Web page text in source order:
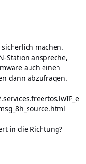
machen.
Station anspreche,
auch einen
dann abzufragen.
in die Richtung?